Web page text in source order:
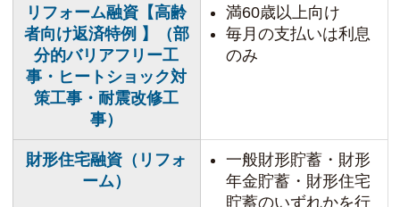
リフォーム融資【高齢
者向け返済特例 】（部
分的バリアフリー工
事・ヒートショック対
策工事・耐震改修工
事）
満60歳以上向け
毎月の支払いは利息
のみ
財形住宅融資（リフォ
ーム）
一般財形貯蓄・財形
年金貯蓄・財形住宅
貯蓄のいずれかを行